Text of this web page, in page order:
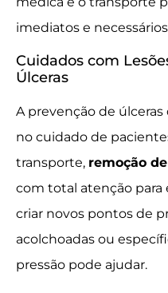
imediatos e
Cuidados com
Úlceras
A prevenção de
no cuidado de
transporte, remoção
com total atenção para
criar novos pontos de
acolchoadas ou
pressão pode ajudar.